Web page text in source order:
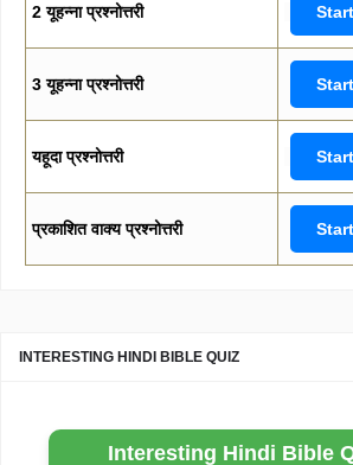
2 यूहन्ना प्रश्नोत्तरी
3 यूहन्ना प्रश्नोत्तरी
यहूदा प्रश्नोत्तरी
प्रकाशित वाक्य प्रश्नोत्तरी
INTERESTING HINDI BIBLE QUIZ
Interesting Hindi Bible